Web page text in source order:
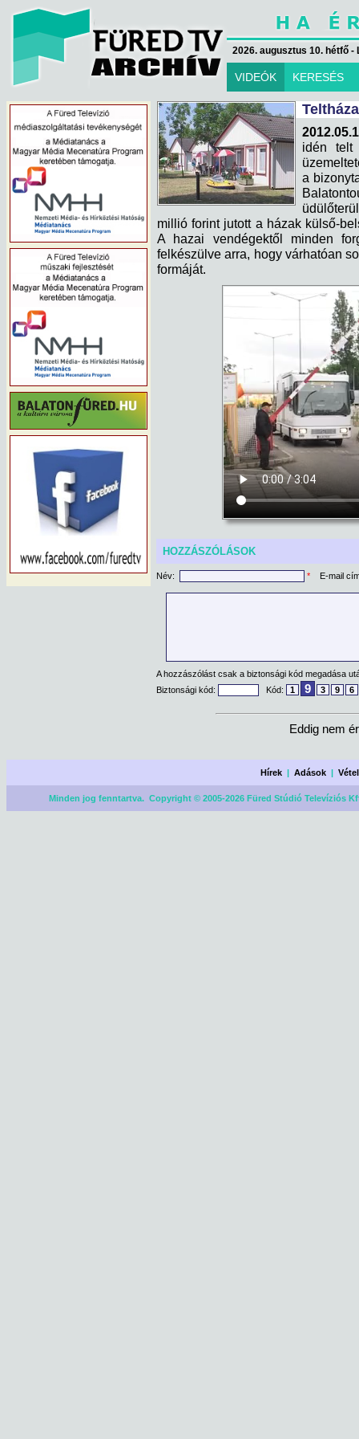
2026. augusztus 10. hétfő -
VIDEÓK KERESÉS
idén telt
a
millió forint jutott a házak külső-
A hazai vendégektől minden
felkészülve arra, hogy várhatóan
formáját.
HOZZÁSZÓLÁSOK
Név: * E-mail
A hozzászólást csak a biztonsági kód megadása
Biztonsági kód:
Kód: 1 9 3 9 6
Eddig nem
Hírek |Adások |
Minden jog fenntartva. Copyright © 2005-2026 Füred Stúdió Televíziós